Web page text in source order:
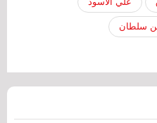
سلطان